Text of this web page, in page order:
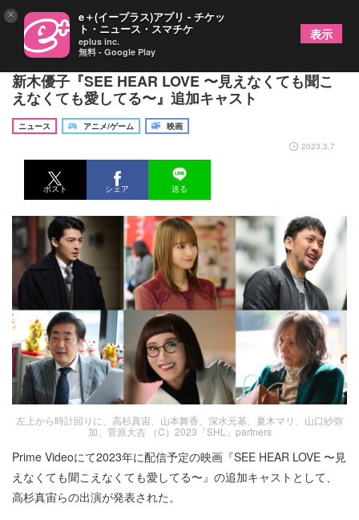
高杉真宙・山本舞香らの出演が明らかに 山下智久×
新木優子『SEE HEAR LOVE 〜見えなくても聞こ
えなくても愛してる〜』追加キャスト
ニュース アニメ/ゲーム
映画
2023.3.7
ポスト シェア 送る
左上から時計回りに、高杉真宙、山本舞香、深水元基、夏木マリ、山口紗弥
加、菅原大吉 （C）2023「SHL」partners
Prime Videoにて2023年に配信予定の映画『SEE HEAR LOVE 〜見
えなくても聞こえなくても愛してる〜』の追加キャストとして、
高杉真宙らの出演が発表された。
× e＋(イープラス)アプリ - チケッ
ト・ニュース・スマチケ
eplus inc.
無料 - Google Play
表示